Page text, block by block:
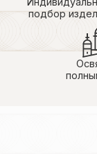
подбор